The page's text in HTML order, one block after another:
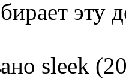
эту
sleek